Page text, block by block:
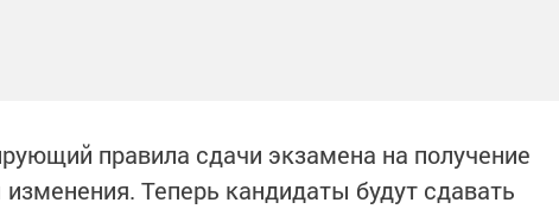
правила сдачи экзамена на получение
Теперь кандидаты будут сдавать